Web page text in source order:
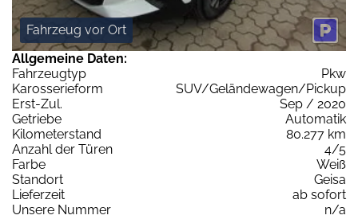
Fahrzeug vor Ort
Allgemeine Daten:
Fahrzeugtyp
Pkw
Karosserieform
SUV/Geländewagen/Pickup
Erst-Zul.
Sep / 2020
Getriebe
Automatik
Kilometerstand
80.277 km
Anzahl der Türen
4/5
Farbe
Weiß
Standort
Geisa
Lieferzeit
ab sofort
Unsere Nummer
n/a